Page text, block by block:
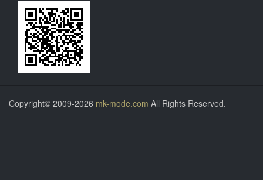
Copyright© 2009-2026 mk-mode.com All Rights Reserved.